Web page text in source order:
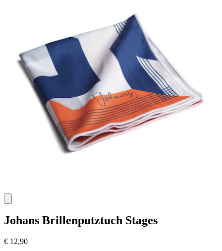
Johans Brillenputztuch Stages
€ 12,90